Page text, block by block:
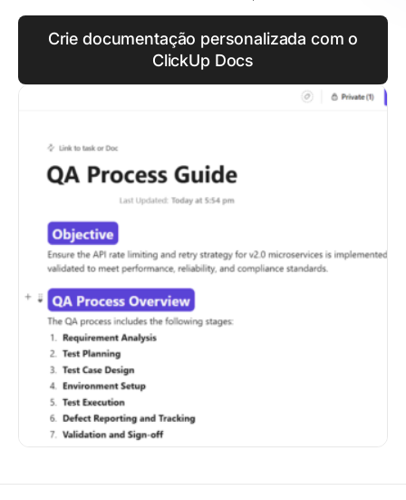
Crie documentação personalizada com o
ClickUp Docs